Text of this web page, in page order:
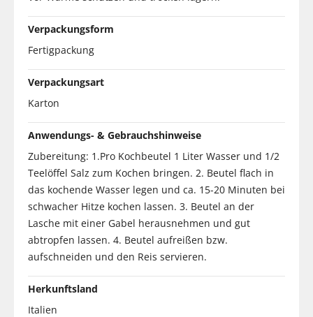
Verpackungsform
Fertigpackung
Verpackungsart
Karton
Anwendungs- & Gebrauchshinweise
Zubereitung: 1.Pro Kochbeutel 1 Liter Wasser und 1/2
Teelöffel Salz zum Kochen bringen. 2. Beutel flach in
das kochende Wasser legen und ca. 15-20 Minuten bei
schwacher Hitze kochen lassen. 3. Beutel an der
Lasche mit einer Gabel herausnehmen und gut
abtropfen lassen. 4. Beutel aufreißen bzw.
aufschneiden und den Reis servieren.
Herkunftsland
Italien